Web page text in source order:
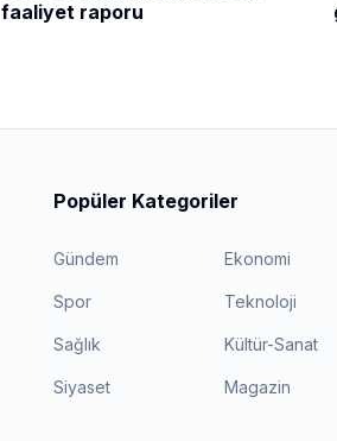
faaliyet raporu
Popüler Kategoriler
Gündem Ekonomi
Spor Teknoloji
Sağlık Kültür-Sanat
Siyaset Magazin